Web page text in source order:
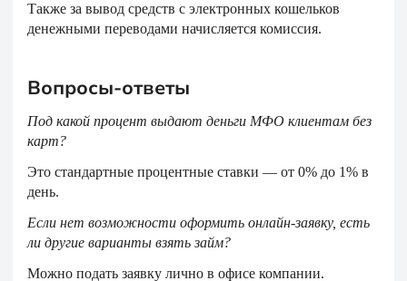
Также за вывод средств с электронных кошельков
денежными переводами начисляется комиссия.
Вопросы-ответы
Под какой процент выдают деньги МФО клиентам без
карт?
Это стандартные процентные ставки — от 0% до 1% в
день.
Если нет возможности оформить онлайн-заявку, есть
ли другие варианты взять займ?
Можно подать заявку лично в офисе компании.